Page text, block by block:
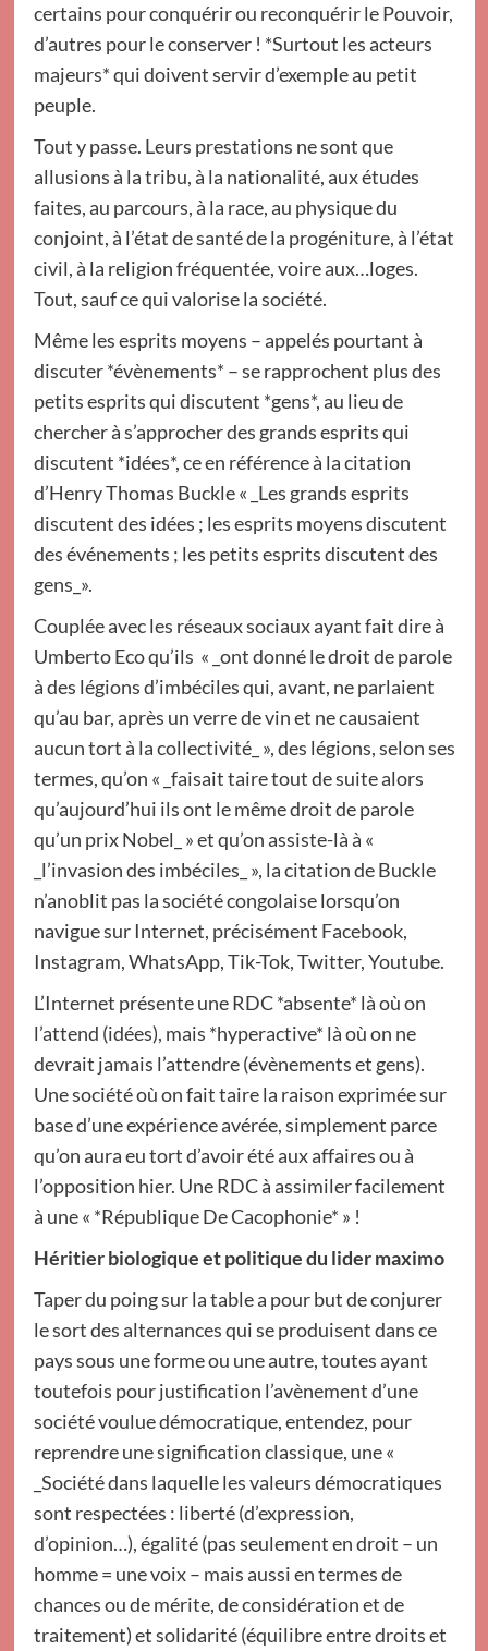
certains pour conquérir ou reconquérir le Pouvoir,
d’autres pour le conserver ! *Surtout les acteurs
majeurs* qui doivent servir d’exemple au petit
peuple.
Tout y passe. Leurs prestations ne sont que
allusions à la tribu, à la nationalité, aux études
faites, au parcours, à la race, au physique du
conjoint, à l’état de santé de la progéniture, à l’état
civil, à la religion fréquentée, voire aux…loges.
Tout, sauf ce qui valorise la société.
Même les esprits moyens – appelés pourtant à
discuter *évènements* – se rapprochent plus des
petits esprits qui discutent *gens*, au lieu de
chercher à s’approcher des grands esprits qui
discutent *idées*, ce en référence à la citation
d’Henry Thomas Buckle « _Les grands esprits
discutent des idées ; les esprits moyens discutent
des événements ; les petits esprits discutent des
gens_».
Couplée avec les réseaux sociaux ayant fait dire à
Umberto Eco qu’ils « _ont donné le droit de parole
à des légions d’imbéciles qui, avant, ne parlaient
qu’au bar, après un verre de vin et ne causaient
aucun tort à la collectivité_ », des légions, selon ses
termes, qu’on « _faisait taire tout de suite alors
qu’aujourd’hui ils ont le même droit de parole
qu’un prix Nobel_ » et qu’on assiste-là à «
_l’invasion des imbéciles_ », la citation de Buckle
n’anoblit pas la société congolaise lorsqu’on
navigue sur Internet, précisément Facebook,
Instagram, WhatsApp, Tik-Tok, Twitter, Youtube.
L’Internet présente une RDC *absente* là où on
l’attend (idées), mais *hyperactive* là où on ne
devrait jamais l’attendre (évènements et gens).
Une société où on fait taire la raison exprimée sur
base d’une expérience avérée, simplement parce
qu’on aura eu tort d’avoir été aux affaires ou à
l’opposition hier. Une RDC à assimiler facilement
à une « *République De Cacophonie* » !
Héritier biologique et politique du lider maximo
Taper du poing sur la table a pour but de conjurer
le sort des alternances qui se produisent dans ce
pays sous une forme ou une autre, toutes ayant
toutefois pour justification l’avènement d’une
société voulue démocratique, entendez, pour
reprendre une signification classique, une «
_Société dans laquelle les valeurs démocratiques
sont respectées : liberté (d’expression,
d’opinion…), égalité (pas seulement en droit – un
homme = une voix – mais aussi en termes de
chances ou de mérite, de considération et de
traitement) et solidarité (équilibre entre droits et